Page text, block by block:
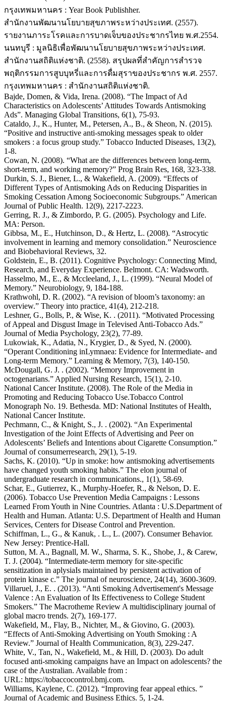
กรุงเทพมหานคร : Year Book Publishher.
สำนักงานพัฒนานโยบายสุขภาพระหว่างประเทศ. (2557).
รายงานภาระโรคและการบาดเจ็บของประชากรไทย พ.ศ.2554.
นนทบุรี : มูลนิธิเพื่อพัฒนานโยบายสุขภาพระหว่างประเทศ.
สำนักงานสถิติแห่งชาติ. (2558). สรุปผลที่สำคัญการสํารวจ
พฤติกรรมการสูบบุหรี่และการดื่มสุราของประชากร พ.ศ. 2557.
กรุงเทพมหานคร : สำนักงานสถิติแห่งชาติ.
Bajde, Domen, & Vida, Irena. (2008). “The Impact of Ad
Characteristics on Adolescents’ Attitudes Towards Antismoking
Ads”. Managing Global Transitions, 6(1), 75-93.
Cataldo, J., K., Hunter, M., Petersen, A., B., & Sheon, N. (2015).
“Positive and instructive anti-smoking messages speak to older
smokers : a focus group study.” Tobacco Inducted Diseases, 13(2),
1-8.
Cowan, N. (2008). “What are the differences between long-term,
short-term, and working memory?” Prog Brain Res, 168, 323-338.
Durkin, S. J., Biener, L., & Wakefield, A. (2009). “Effects of
Different Types of Antismoking Ads on Reducing Disparities in
Smoking Cessation Among Socioeconomic Subgroups.” American
Journal of Public Health. 12(9), 2217-2223.
Gerring, R. J., & Zimbordo, P. G. (2005). Psychology and Life.
MA: Person.
Gibbsa, M., E., Hutchinson, D., & Hertz, L. (2008). “Astrocytic
involvement in learning and memory consolidation.” Neuroscience
and Biobehavioral Reviews, 32.
Goldstein, E., B. (2011). Cognitive Psychology: Connecting Mind,
Research, and Everyday Experience. Belmont. CA: Wadsworth.
Hasselmo, M., E., & Mccleeland, J., L. (1999). “Neural Model of
Memory.” Neurobiology, 9, 184-188.
Krathwohl, D. R. (2002). “A revision of bloom’s taxonomy: an
overview.” Theory into practice, 41(4), 212-218.
Leshner, G., Bolls, P., & Wise, K. . (2011). “Motivated Processing
of Appeal and Disgust Image in Televised Anti-Tobacco Ads.”
Journal of Media Psychology, 23(2), 77-89.
Lukowiak, K., Adatia, N., Krygier, D., & Syed, N. (2000).
“Operant Conditioning inLymnaea: Evidence for Intermediate- and
Long-term Memory.” Learning & Memory, 7(3), 140-150.
McDougall, G. J. . (2002). “Memory Improvement in
octogenarians.” Applied Nursing Research, 15(1), 2-10.
National Cancer Institute. (2008). The Role of the Media in
Promoting and Reducing Tobacco Use.Tobacco Control
Monograph No. 19. Bethesda. MD: National Institutes of Health,
National Cancer Institute.
Pechmann, C., & Knight, S., J. . (2002). “An Experimental
Investigation of the Joint Effects of Advertising and Peer on
Adolescents’ Beliefs and Intentions about Cigarette Consumption.”
Journal of consumerresearch, 29(1), 5-19.
Sachs, K. (2010). “Up in smoke: how antismoking advertisements
have changed youth smoking habits.” The elon journal of
undergraduate research in communications., 1(1), 58-69.
Schar, E., Gutierrez, K., Murphy-Hoefer, R., & Nelson, D. E.
(2006). Tobacco Use Prevention Media Campaigns : Lessons
Learned From Youth in Nine Countries. Atlanta : U.S.Department of
Health and Human. Atlanta: U.S. Department of Health and Human
Services, Centers for Disease Control and Prevention.
Schiffman, L., G., & Kanuk, . L., L. (2007). Consumer Behavior.
New Jersey: Prentice-Hall.
Sutton, M. A., Bagnall, M. W., Sharma, S. K., Shobe, J., & Carew,
T. J. (2004). “Intermediate-term memory for site-specific
sensitization in aplysiaIs maintained by persistent activation of
protein kinase c.” The journal of neuroscience, 24(14), 3600-3609.
Villaruel, J., E. . (2013). “Anti Smoking Advertisement's Message
Valence : An Evaluation of Its Effectiveness to College Student
Smokers.” The Macrotheme Review A multidisciplinary journal of
global macro trends. 2(7), 169-177.
Wakefield, M., Flay, B., Nichter, M., & Giovino, G. (2003).
“Effects of Anti-Smoking Advertising on Youth Smoking : A
Review.” Journal of Health Communication, 8(3), 229-247.
White, V., Tan, N., Wakefield, M., & Hill, D. (2003). Do adult
focused anti-smoking campaigns have an Impact on adolescents? the
case of the Australian. Available from :
URL: https://tobaccocontrol.bmj.com.
Williams, Kaylene, C. (2012). “Improving fear appeal ethics. ”
Journal of Academic and Business Ethics. 5, 1-24.